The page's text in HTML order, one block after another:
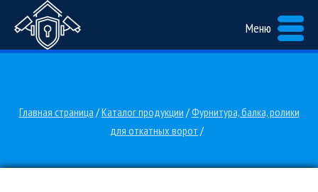
Меню
Главная страница /Каталог продукции /Фурнитура, балка, ролики
для откатных ворот /